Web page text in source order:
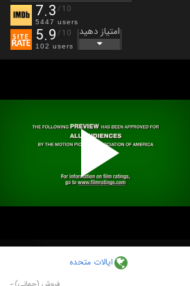
7.3 /10
5447 users
5.9 /10
102 users
امتیاز دهید
ایالات متحده